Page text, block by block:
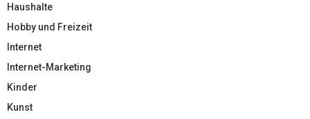
Haushalte
Hobby und Freizeit
Internet
Internet-Marketing
Kinder
Kunst